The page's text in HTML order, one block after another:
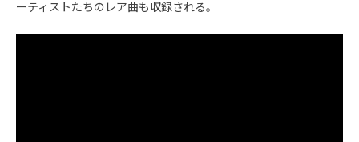
ーティストたちのレア曲も収録される。